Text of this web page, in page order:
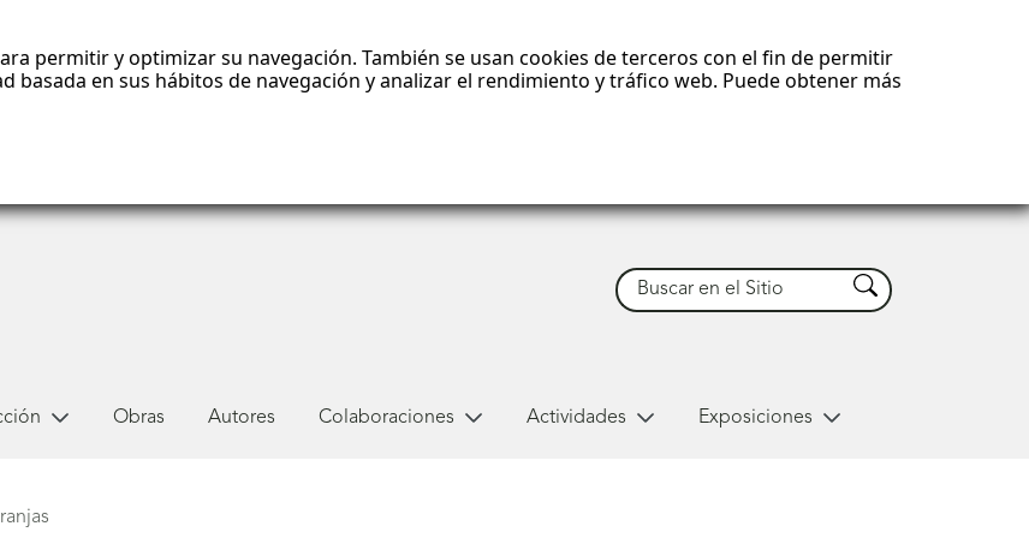
permitir y optimizar su navegación. También se usan cookies de terceros con el fin de permitir
basada en sus hábitos de navegación y analizar el rendimiento y tráfico web. Puede obtener más
Buscar Buscar
Obras Autores Colaboraciones Actividades Exposiciones